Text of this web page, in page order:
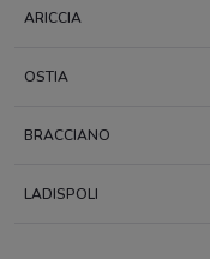
ARICCIA
OSTIA
BRACCIANO
LADISPOLI